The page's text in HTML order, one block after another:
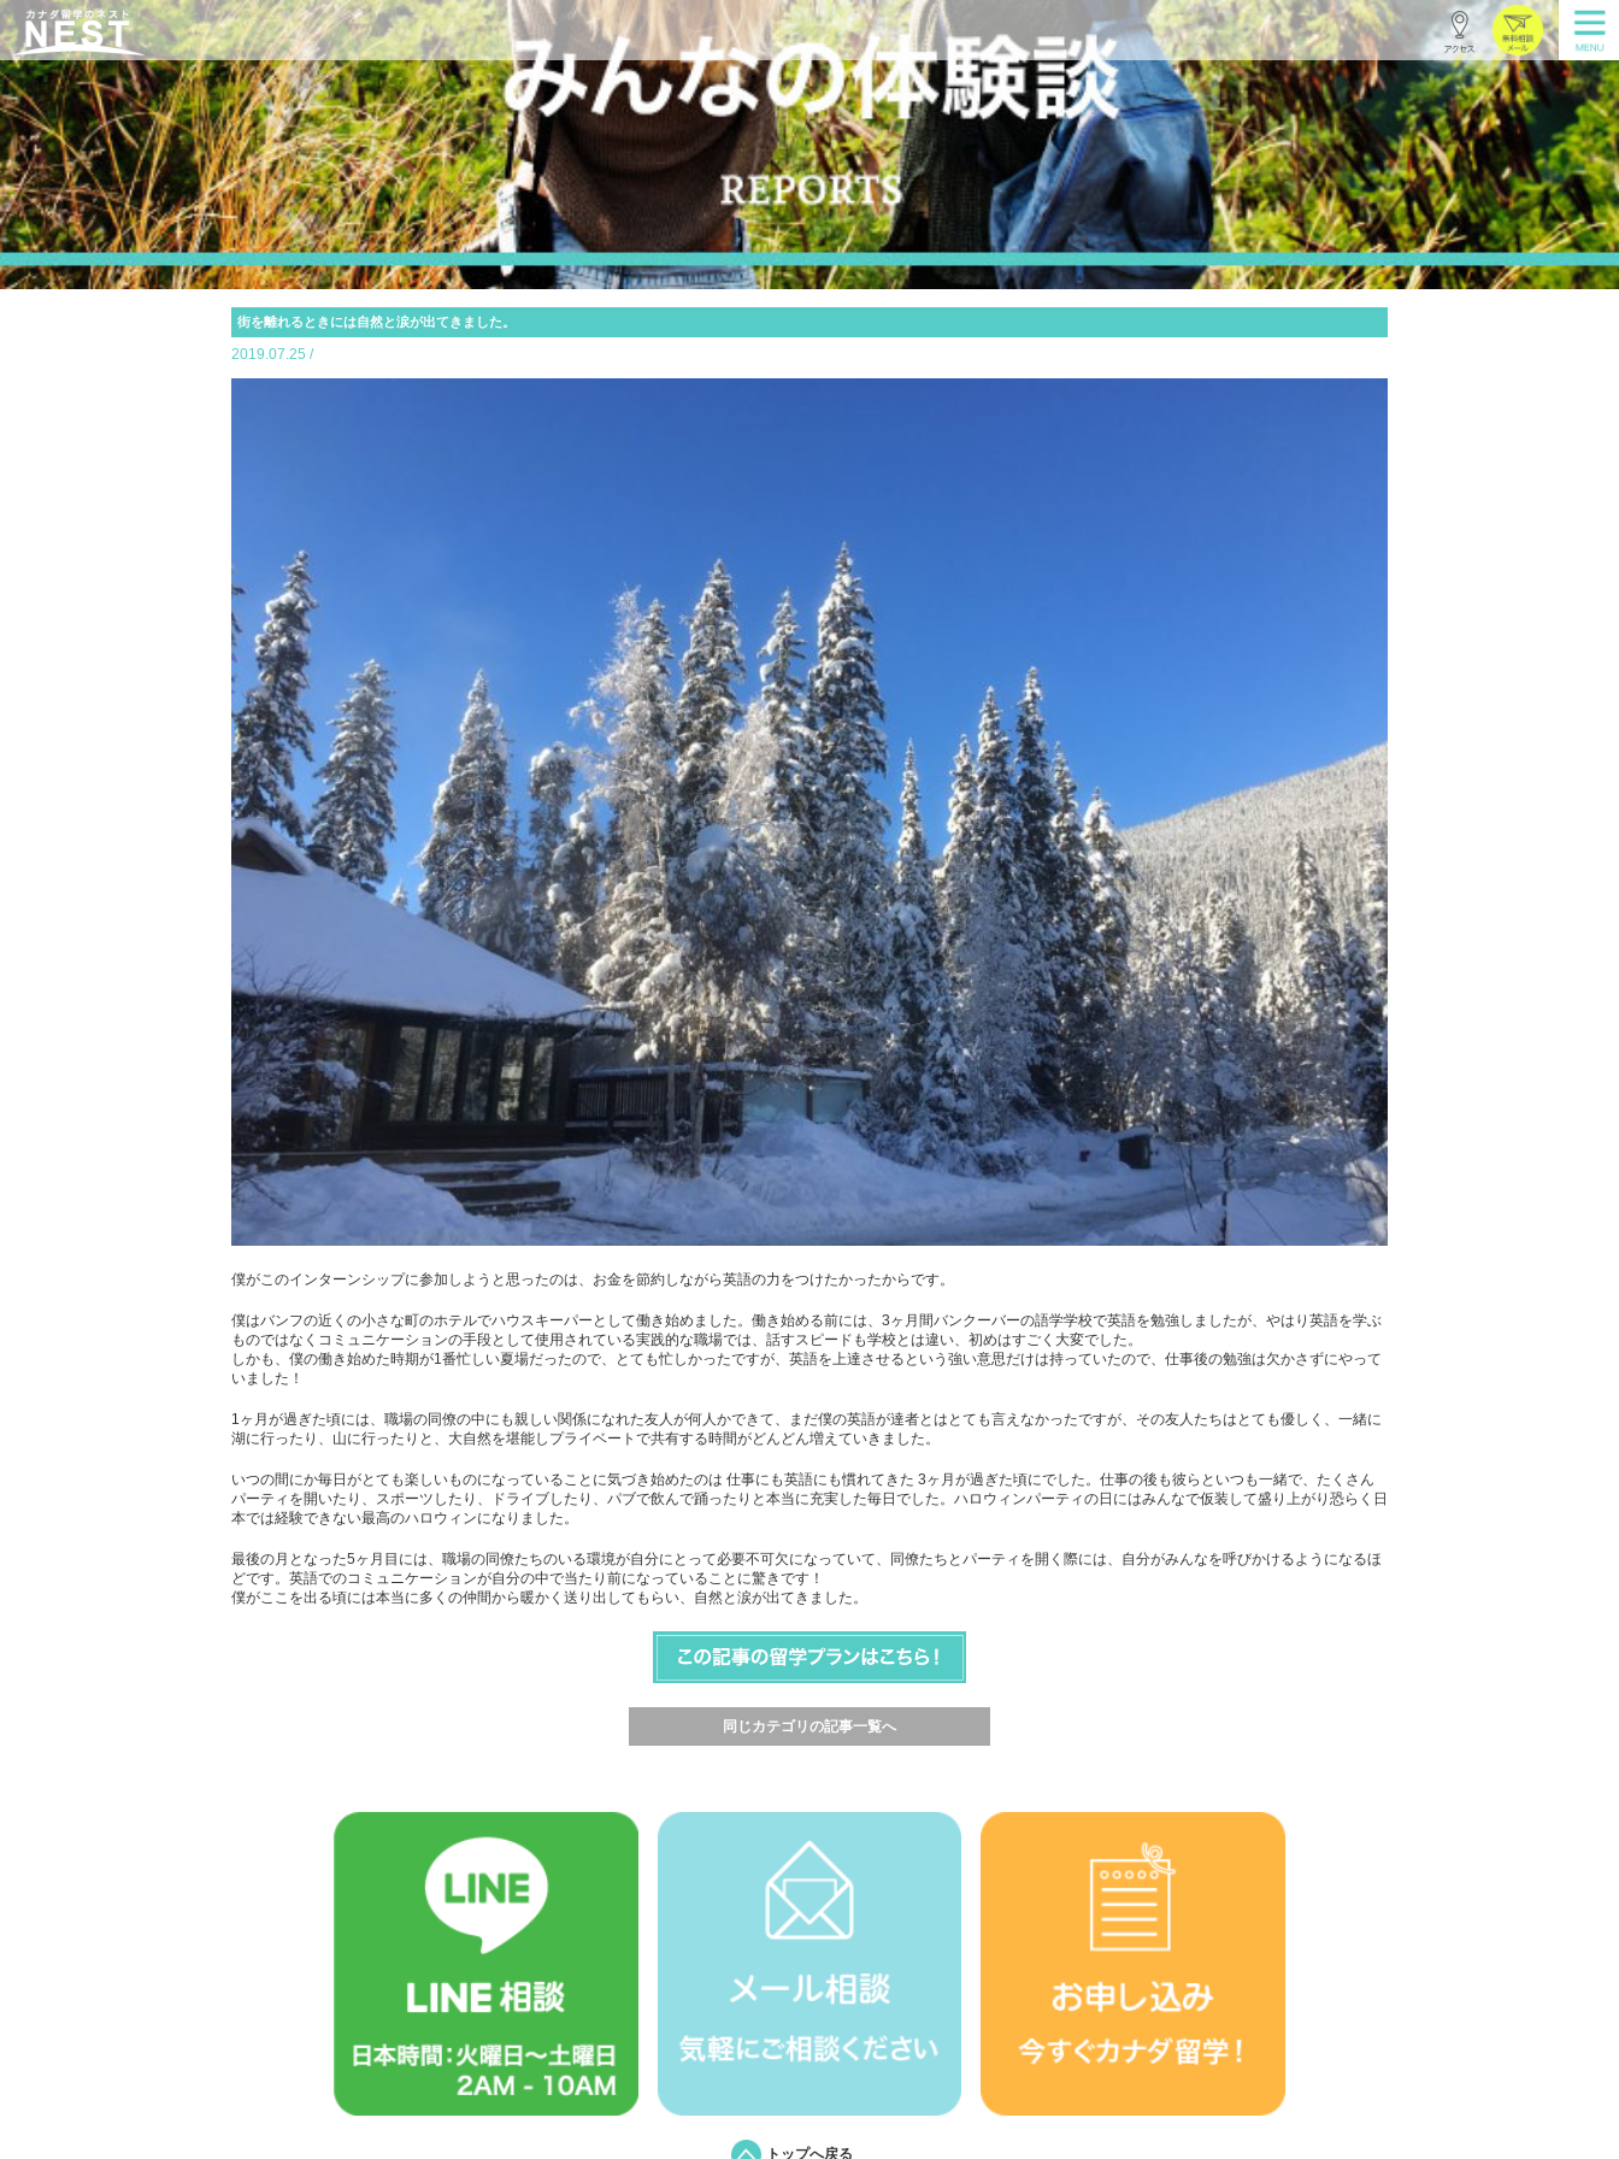
街を離れるときには自然と涙が出てきました。
2019.07.25 /
僕がこのインターンシップに参加しようと思ったのは、お金を節約しながら英語の力をつけたかったからです。
僕はバンフの近くの小さな町のホテルでハウスキーパーとして働き始めました。働き始める前には、3ヶ月間バンクーバーの語学学校で英語を勉強しましたが、やはり英語を学ぶ
ものではなくコミュニケーションの手段として使用されている実践的な職場では、話すスピードも学校とは違い、初めはすごく大変でした。
しかも、僕の働き始めた時期が1番忙しい夏場だったので、とても忙しかったですが、英語を上達させるという強い意思だけは持っていたので、仕事後の勉強は欠かさずにやって
いました！
1ヶ月が過ぎた頃には、職場の同僚の中にも親しい関係になれた友人が何人かできて、まだ僕の英語が達者とはとても言えなかったですが、その友人たちはとても優しく、一緒に
湖に行ったり、山に行ったりと、大自然を堪能しプライベートで共有する時間がどんどん増えていきました。
いつの間にか毎日がとても楽しいものになっていることに気づき始めたのは 仕事にも英語にも慣れてきた 3ヶ月が過ぎた頃にでした。仕事の後も彼らといつも一緒で、たくさん
パーティを開いたり、スポーツしたり、ドライブしたり、パブで飲んで踊ったりと本当に充実した毎日でした。ハロウィンパーティの日にはみんなで仮装して盛り上がり恐らく日
本では経験できない最高のハロウィンになりました。
最後の月となった5ヶ月目には、職場の同僚たちのいる環境が自分にとって必要不可欠になっていて、同僚たちとパーティを開く際には、自分がみんなを呼びかけるようになるほ
どです。英語でのコミュニケーションが自分の中で当たり前になっていることに驚きです！
僕がここを出る頃には本当に多くの仲間から暖かく送り出してもらい、自然と涙が出てきました。
同じカテゴリの記事一覧へ
トップへ戻る